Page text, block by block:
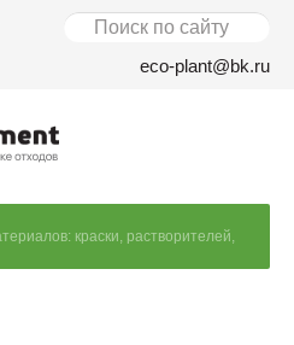
eco-plant@bk.ru
краски, растворителей,